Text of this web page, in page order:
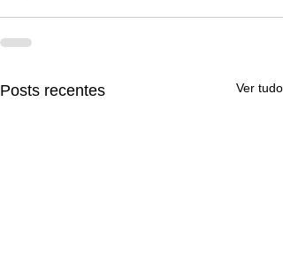
Posts recentes Ver tudo